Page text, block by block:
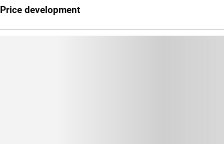
Price development